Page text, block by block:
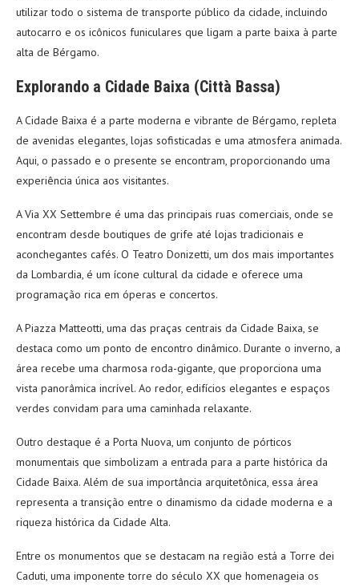
utilizar todo o sistema de transporte público da cidade, incluindo
autocarro e os icônicos funiculares que ligam a parte baixa à parte
alta de Bérgamo.
Explorando a Cidade Baixa (Città Bassa)
A Cidade Baixa é a parte moderna e vibrante de Bérgamo, repleta
de avenidas elegantes, lojas sofisticadas e uma atmosfera animada.
Aqui, o passado e o presente se encontram, proporcionando uma
experiência única aos visitantes.
A Via XX Settembre é uma das principais ruas comerciais, onde se
encontram desde boutiques de grife até lojas tradicionais e
aconchegantes cafés. O Teatro Donizetti, um dos mais importantes
da Lombardia, é um ícone cultural da cidade e oferece uma
programação rica em óperas e concertos.
A Piazza Matteotti, uma das praças centrais da Cidade Baixa, se
destaca como um ponto de encontro dinâmico. Durante o inverno, a
área recebe uma charmosa roda-gigante, que proporciona uma
vista panorâmica incrível. Ao redor, edifícios elegantes e espaços
verdes convidam para uma caminhada relaxante.
Outro destaque é a Porta Nuova, um conjunto de pórticos
monumentais que simbolizam a entrada para a parte histórica da
Cidade Baixa. Além de sua importância arquitetônica, essa área
representa a transição entre o dinamismo da cidade moderna e a
riqueza histórica da Cidade Alta.
Entre os monumentos que se destacam na região está a Torre dei
Caduti, uma imponente torre do século XX que homenageia os